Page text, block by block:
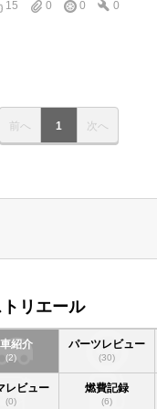
15 0 0 0
前へ 1 次へ
リエール
紹介
(2)
パーツレビュー
(30)
レビュー
(0)
燃費記録
(6)